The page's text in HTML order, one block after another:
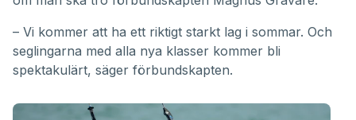
– Vi kommer att ha ett riktigt starkt lag i sommar. Och
seglingarna med alla nya klasser kommer bli
spektakulärt, säger förbundskapten.